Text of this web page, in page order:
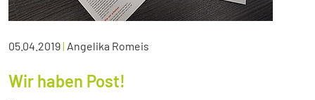
05.04.2019| Angelika Romeis
Wir haben Post!